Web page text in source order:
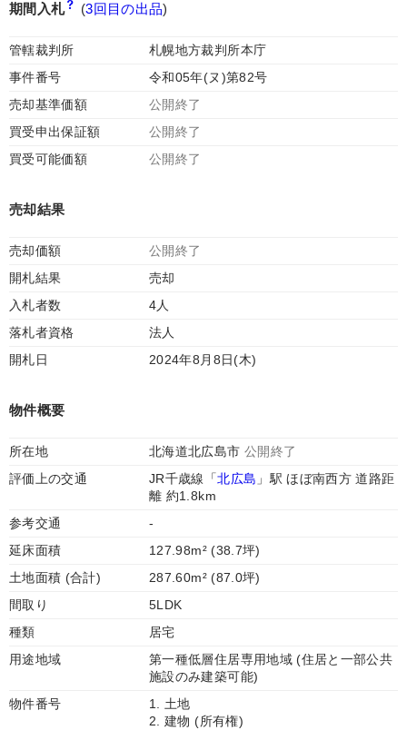
期間入札 (3回目の出品)
管轄裁判所
札幌地方裁判所本庁
事件番号
令和05年(ヌ)第82号
売却基準価額
公開終了
買受申出保証額
公開終了
買受可能価額
公開終了
売却結果
売却価額
公開終了
開札結果
売却
入札者数
4人
落札者資格
法人
開札日
2024年8月8日(木)
物件概要
所在地 北海道北広島市 公開終了
評価上の交通
JR千歳線「北広島 」駅 ほぼ南西方 道路距
離 約1.8km
参考交通
-
延床面積
127.98m² (38.7坪)
土地面積 (合計)
287.60m² (87.0坪)
間取り
5LDK
種類
居宅
用途地域
第一種低層住居専用地域 (住居と一部公共
施設のみ建築可能)
物件番号
1. 土地
2. 建物 (所有権)